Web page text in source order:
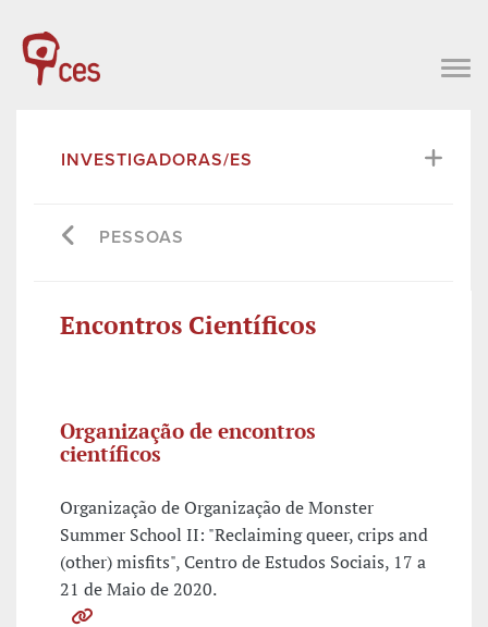
INVESTIGADORAS/ES
PESSOAS
Encontros Científicos
Organização de encontros
científicos
Organização de Organização de Monster
Summer School II: "Reclaiming queer, crips and
(other) misfits", Centro de Estudos Sociais, 17 a
21 de Maio de 2020.